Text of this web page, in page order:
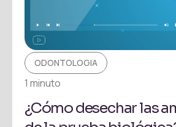
ODONTOLOGIA
1 minuto
¿Cómo desechar las